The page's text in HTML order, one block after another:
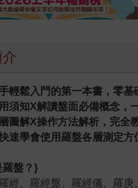
輕鬆入門的第一本書，零基
須知X解讀盤面必備概念，
圖解X操作方法解析，完全
速學會使用羅盤各層測定方
羅盤？}
經、羅經盤、羅經儀、羅